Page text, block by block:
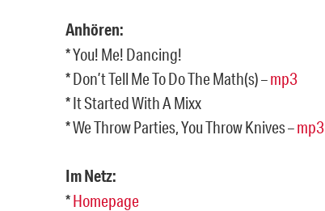
Anhören:
* You! Me! Dancing!
* Don’t Tell Me To Do The Math(s) –mp3
* It Started With A Mixx
* We Throw Parties, You Throw Knives –mp3
Im Netz:
*Homepage